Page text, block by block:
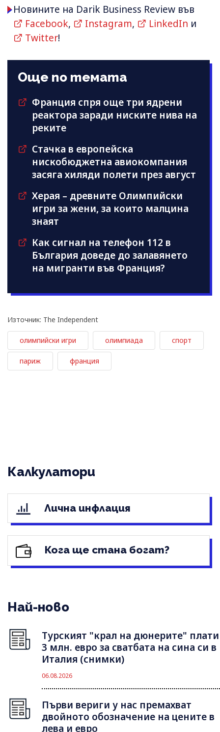
Новините на Darik Business Review във
Facebook, Instagram, LinkedIn и
Twitter!
Още по темата
Франция спря още три ядрени
реактора заради ниските нива на
реките
Стачка в европейска
нискобюджетна авиокомпания
засяга хиляди полети през август
Херая – древните Олимпийски
игри за жени, за които малцина
знаят
Как сигнал на телефон 112 в
България доведе до залавянето
на мигранти във Франция?
Източник: The Independent
олимпийски игри олимпиада спорт
париж франция
Калкулатори
Лична инфлация
Кога ще стана богат?
Най-ново
Турският "крал на дюнерите" плати
3 млн. евро за сватбата на сина си в
Италия (снимки)
06.08.2026
Първи вериги у нас премахват
двойното обозначение на цените в
лева и евро